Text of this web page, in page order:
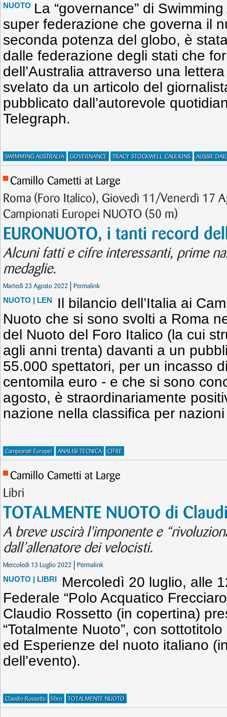
NUOTO La “governance” di
super federazione che governa il
seconda potenza del globo, è
dalle federazione degli stati che
dell’Australia attraverso una
svelato da un articolo del
pubblicato dall’autorevole
Telegraph.
SWIMMING AUSTRALIA GOVERNANCE TRACY STOCKWELL CAULKINS AUSSIE
Camillo Cametti at Large
Roma (Foro Italico), Giovedì 11/Venerdì 17
Campionati Europei NUOTO (50 m)
EURONUOTO, i tanti record
Alcuni fatti e cifre interessanti, prime
medaglie.
Martedì 23 Agosto 2022 Permalink
NUOTO | LEN
Il bilancio dell’Italia ai
Nuoto che si sono svolti a Roma
del Nuoto del Foro Italico (la cui
agli anni trenta) davanti a un
55.000 spettatori, per un incasso
centomila euro - e che si sono
agosto, è straordinariamente
nazione nella classifica per
Campionati Europei ANALISI TECNICA CIFRE
Camillo Cametti at Large
Libri
TOTALMENTE NUOTO di
A breve uscirà l'imponente e
dall’allenatore dei velocisti.
Mercoledì 13 Luglio 2022 Permalink
NUOTO | LIBRI
Mercoledì 20 luglio, alle
Federale “Polo Acquatico
Claudio Rossetto (in copertina)
“Totalmente Nuoto”, con
ed Esperienze del nuoto italiano
dell’evento).
Claudio Rossetto libro TOTALMENTE NUOTO